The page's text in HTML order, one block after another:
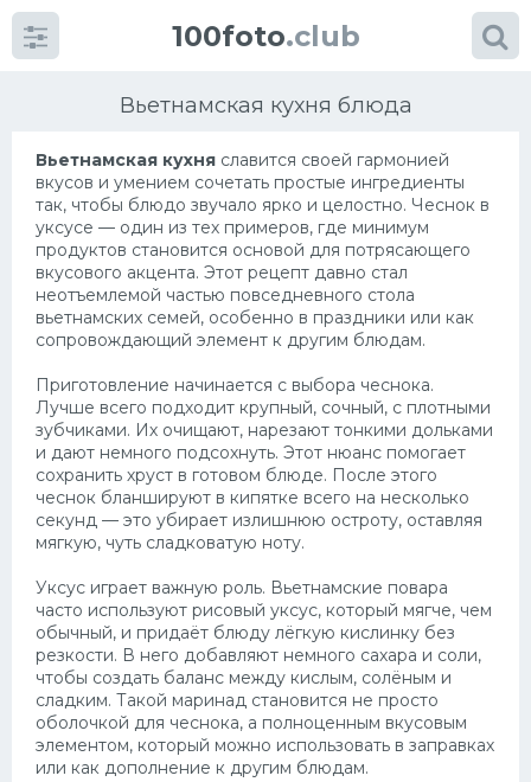
100foto.club
Вьетнамская кухня блюда
Вьетнамская кухняславится своей гармонией
вкусов и умением сочетать простые ингредиенты
так, чтобы блюдо звучало ярко и целостно. Чеснок в
уксусе — один из тех примеров, где минимум
продуктов становится основой для потрясающего
вкусового акцента. Этот рецепт давно стал
неотъемлемой частью повседневного стола
вьетнамских семей, особенно в праздники или как
сопровождающий элемент к другим блюдам.
Приготовление начинается с выбора чеснока.
Лучше всего подходит крупный, сочный, с плотными
зубчиками. Их очищают, нарезают тонкими дольками
и дают немного подсохнуть. Этот нюанс помогает
сохранить хруст в готовом блюде. После этого
чеснок бланшируют в кипятке всего на несколько
секунд — это убирает излишнюю остроту, оставляя
мягкую, чуть сладковатую ноту.
Уксус играет важную роль. Вьетнамские повара
часто используют рисовый уксус, который мягче, чем
обычный, и придаёт блюду лёгкую кислинку без
резкости. В него добавляют немного сахара и соли,
чтобы создать баланс между кислым, солёным и
сладким. Такой маринад становится не просто
оболочкой для чеснока, а полноценным вкусовым
элементом, который можно использовать в заправках
или как дополнение к другим блюдам.
Категориикартинок
Мясные блюда
Печенье
Салат
Выпечка
Напитки
Дизайн комнаты